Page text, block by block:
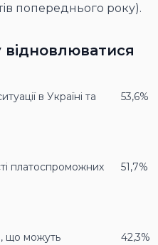
попереднього року).
відновлюватися
в Україні та
53,6%
платоспроможних
51,7%
що можуть
42,3%